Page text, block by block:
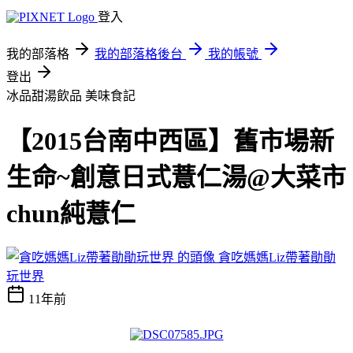
登入
我的部落格 我的部落格後台
我的帳號
登出
冰品甜湯飲品 美味食記
【2015台南中西區】舊市場新
生命~創意日式薏仁湯@大菜市
chun純薏仁
貪吃媽媽Liz帶著勛勛
玩世界
11年前